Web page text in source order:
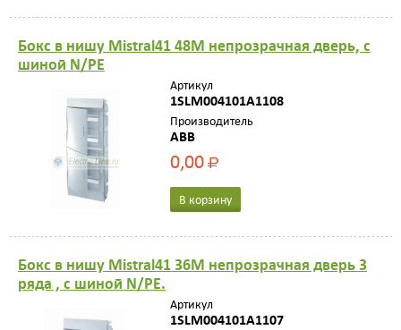
Бокс в нишу Mistral41 48М непрозрачная дверь, с
шиной N/PE
Артикул
1SLM004101A1108
Производитель
ABB
0,00Р
В корзину
Бокс в нишу Mistral41 36М непрозрачная дверь 3
ряда , с шиной N/PE.
Артикул
1SLM004101A1107